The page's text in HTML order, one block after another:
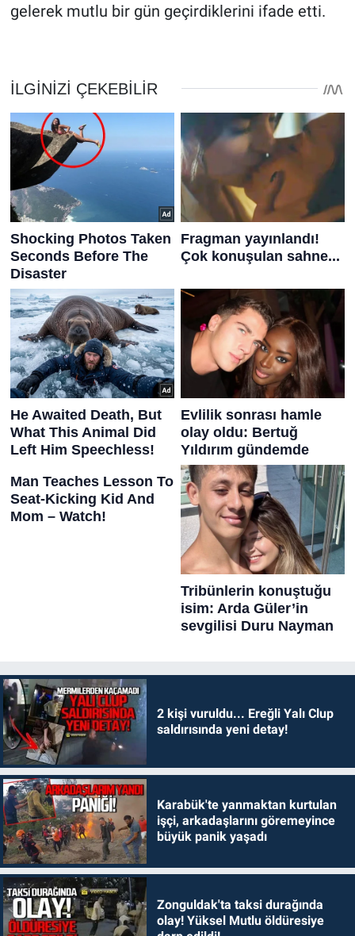
gelerek mutlu bir gün geçirdiklerini ifade etti.
2 kişi vuruldu... Ereğli Yalı Clup
saldırısında yeni detay!
Karabük'te yanmaktan kurtulan
işçi, arkadaşlarını göremeyince
büyük panik yaşadı
Zonguldak'ta taksi durağında
olay! Yüksel Mutlu öldüresiye